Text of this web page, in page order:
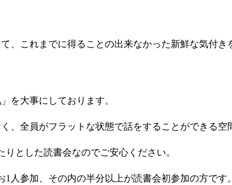
これまでに得ることの出来なかった新鮮な気付き
を大事にしております。
全員がフラットな状態で話をすることができる空
とした読書会なのでご安心ください。
人参加、その内の半分以上が読書会初参加の方です。